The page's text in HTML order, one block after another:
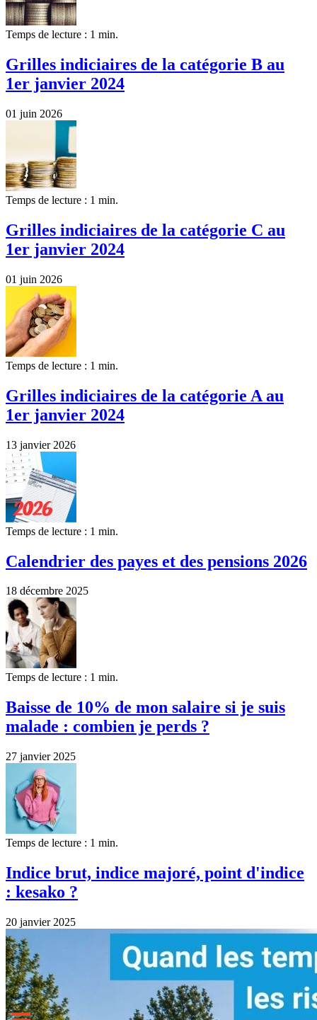
Temps de lecture : 1 min.
Grilles indiciaires de la catégorie B au
1er janvier 2024
01 juin 2026
Temps de lecture : 1 min.
Grilles indiciaires de la catégorie C au
1er janvier 2024
01 juin 2026
Temps de lecture : 1 min.
Grilles indiciaires de la catégorie A au
1er janvier 2024
13 janvier 2026
Temps de lecture : 1 min.
Calendrier des payes et des pensions 2026
18 décembre 2025
Temps de lecture : 1 min.
Baisse de 10% de mon salaire si je suis
malade : combien je perds ?
27 janvier 2025
Temps de lecture : 1 min.
Indice brut, indice majoré, point d'indice
: kesako ?
20 janvier 2025